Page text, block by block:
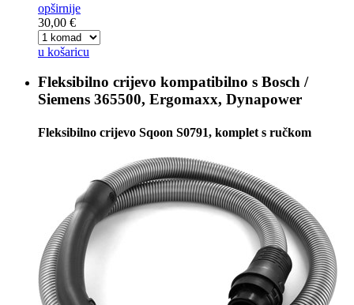
opširnije
30,00 €
u košaricu
Fleksibilno crijevo kompatibilno s Bosch /
Siemens 365500, Ergomaxx, Dynapower
Fleksibilno crijevo Sqoon S0791, komplet s ručkom